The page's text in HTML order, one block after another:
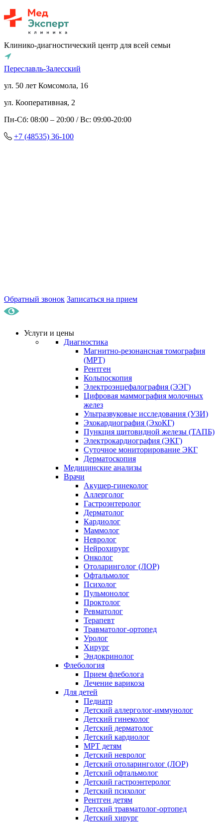
Клинико-диагностический центр для всей семьи
Переславль-Залесский
ул. 50 лет Комсомола, 16
ул. Кооперативная, 2
Пн-Сб: 08:00 – 20:00 / Вс: 09:00-20:00
+7 (48535) 36-100
Обратный звонок Записаться на прием
Услуги и цены
Диагностика
Магнитно-резонансная томография
(МРТ)
Рентген
Кольпоскопия
Электроэнцефалография (ЭЭГ)
Цифровая маммография молочных
желез
Ультразвуковые исследования (УЗИ)
Эхокардиография (ЭхоКГ)
Пункция щитовидной железы (ТАПБ)
Электрокардиография (ЭКГ)
Суточное мониторирование ЭКГ
Дерматоскопия
Медицинские анализы
Врачи
Акушер-гинеколог
Аллерголог
Гастроэнтеролог
Дерматолог
Кардиолог
Маммолог
Невролог
Нейрохирург
Онколог
Отоларинголог (ЛОР)
Офтальмолог
Психолог
Пульмонолог
Проктолог
Ревматолог
Терапевт
Травматолог-ортопед
Уролог
Хирург
Эндокринолог
Флебология
Прием флеболога
Лечение варикоза
Для детей
Педиатр
Детский аллерголог-иммунолог
Детский гинеколог
Детский дерматолог
Детский кардиолог
МРТ детям
Детский невролог
Детский отоларинголог (ЛОР)
Детский офтальмолог
Детский гастроэнтеролог
Детский психолог
Рентген детям
Детский травматолог-ортопед
Детский хирург